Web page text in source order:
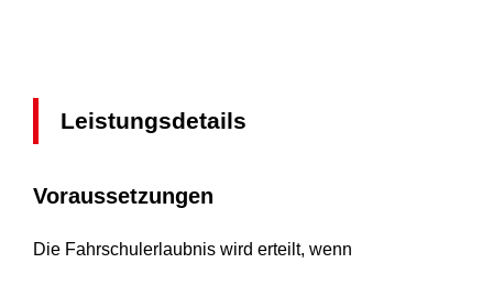
Leistungsdetails
Voraussetzungen
Die Fahrschulerlaubnis wird erteilt, wenn